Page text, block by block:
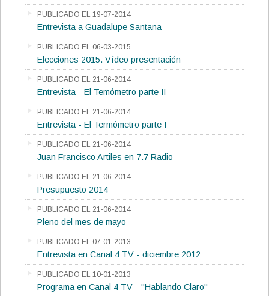
PUBLICADO EL 19-07-2014
Entrevista a Guadalupe Santana
PUBLICADO EL 06-03-2015
Elecciones 2015. Vídeo presentación
PUBLICADO EL 21-06-2014
Entrevista - El Temómetro parte II
PUBLICADO EL 21-06-2014
Entrevista - El Termómetro parte I
PUBLICADO EL 21-06-2014
Juan Francisco Artiles en 7.7 Radio
PUBLICADO EL 21-06-2014
Presupuesto 2014
PUBLICADO EL 21-06-2014
Pleno del mes de mayo
PUBLICADO EL 07-01-2013
Entrevista en Canal 4 TV - diciembre 2012
PUBLICADO EL 10-01-2013
Programa en Canal 4 TV - "Hablando Claro"